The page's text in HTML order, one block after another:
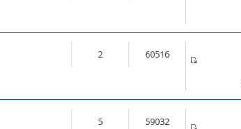
2 60516
5 59032